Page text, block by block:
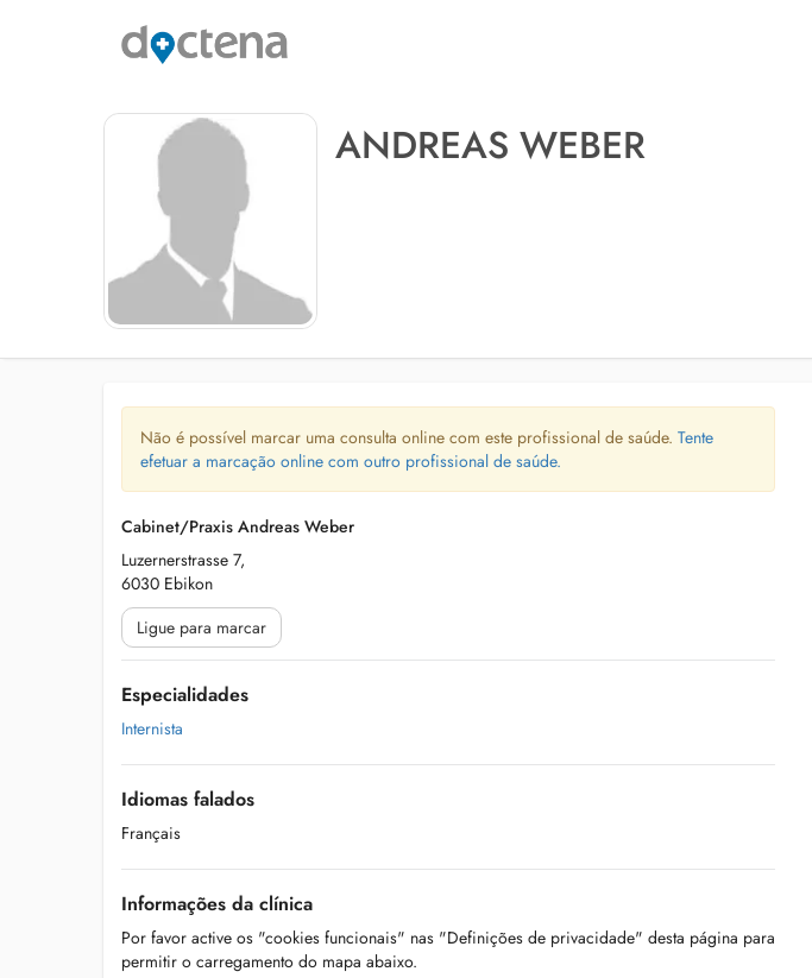
ANDREAS WEBER
Não é possível marcar uma consulta online com este profissional de saúde. Tente
efetuar a marcação online com outro profissional de saúde.
Cabinet/Praxis Andreas Weber
Luzernerstrasse 7,
6030 Ebikon
Ligue para marcar
Especialidades
Internista
Idiomas falados
Français
Informações da clínica
Por favor active os "cookies funcionais" nas "Definições de privacidade" desta página para
permitir o carregamento do mapa abaixo.